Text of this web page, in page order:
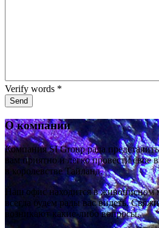
Verify words *
О компании
Компания SI Group рада
вам приятно и легко провести свое
в королевстве Тайланд.
Наш офис находится в живописном
всегда будем рады вас видеть.
возникают какие-либо вопросы.